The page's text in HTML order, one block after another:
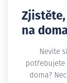
na
Nevíte
potřebujete
doma?